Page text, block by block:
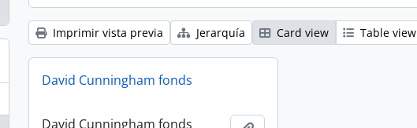
Imprimir vista previa Jerarquía Card view Table view
David Cunningham fonds
David Cunningham fonds